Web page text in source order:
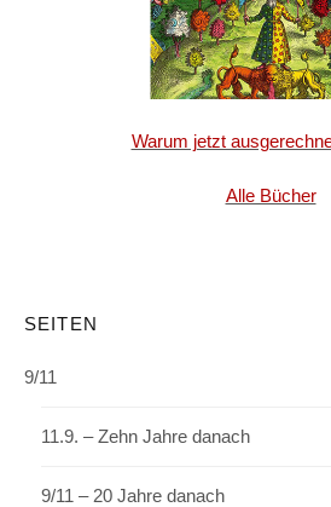
Warum jetzt
Alle Bücher
SEITEN
9/11
11.9. – Zehn Jahre danach
9/11 – 20 Jahre danach